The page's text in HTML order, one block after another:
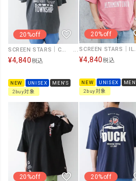
20%off
SCREEN STARS｜CHELSEA PARK [[2622-SSBT/GPI]][D]
¥4,840税込
NEW UNISEX
MEN'S
2buy対象
20%off
SCREEN STARS
¥4,840税込
NEW UNISEX
2buy対象
20%off 20%off